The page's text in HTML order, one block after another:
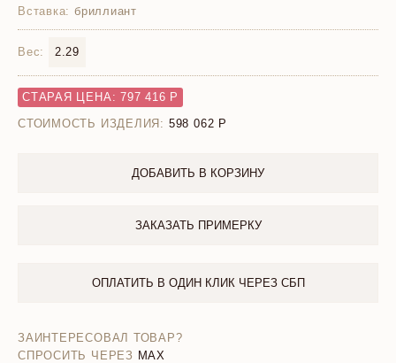
Вставка: бриллиант
Вес: 2.29
СТАРАЯ ЦЕНА: 797 416 Р
СТОИМОСТЬ ИЗДЕЛИЯ: 598 062
ДОБАВИТЬ В КОРЗИНУ
ЗАКАЗАТЬ ПРИМЕРКУ
ОПЛАТИТЬ В ОДИН КЛИК ЧЕРЕЗ СБП
ЗАИНТЕРЕСОВАЛ ТОВАР?
СПРОСИТЬ ЧЕРЕЗ MAX